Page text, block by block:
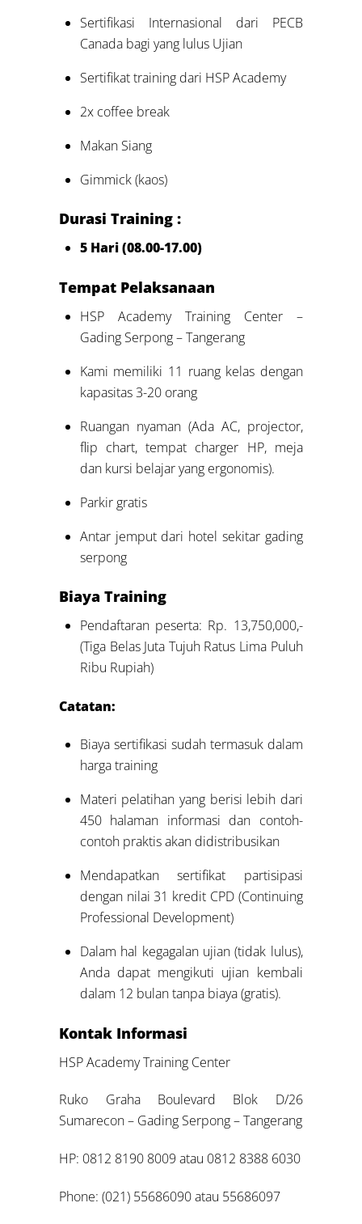
Sertifikasi Internasional dari PECB
Canada bagi yang lulus Ujian
Sertifikat training dari HSP Academy
2x coffee break
Makan Siang
Gimmick (kaos)
Durasi Training :
5 Hari (08.00-17.00)
Tempat Pelaksanaan
HSP Academy Training Center –
Gading Serpong – Tangerang
Kami memiliki 11 ruang kelas dengan
kapasitas 3-20 orang
Ruangan nyaman (Ada AC, projector,
flip chart, tempat charger HP, meja
dan kursi belajar yang ergonomis).
Parkir gratis
Antar jemput dari hotel sekitar gading
serpong
Biaya Training
Pendaftaran peserta: Rp. 13,750,000,-
(Tiga Belas Juta Tujuh Ratus Lima Puluh
Ribu Rupiah)
Catatan:
Biaya sertifikasi sudah termasuk dalam
harga training
Materi pelatihan yang berisi lebih dari
450 halaman informasi dan contoh-
contoh praktis akan didistribusikan
Mendapatkan sertifikat partisipasi
dengan nilai 31 kredit CPD (Continuing
Professional Development)
Dalam hal kegagalan ujian (tidak lulus),
Anda dapat mengikuti ujian kembali
dalam 12 bulan tanpa biaya (gratis).
Kontak Informasi
HSP Academy Training Center
Ruko Graha Boulevard Blok D/26
Sumarecon – Gading Serpong – Tangerang
HP: 0812 8190 8009 atau 0812 8388 6030
Phone: (021) 55686090 atau 55686097